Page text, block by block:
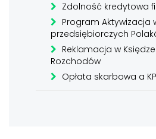
Zdolność kredytowa
Program Aktywizacja
przedsiębiorczych
Reklamacja w
Rozchodów
Opłata skarbowa a